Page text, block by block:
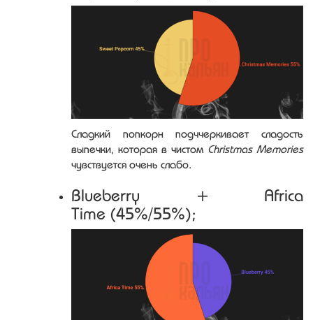
Сладкий попкорн подччеркивает сладость
выпечки, которая в чистом Christmas Memories
чувствуется очень слабо.
Blueberry + Africa
Time (45%/55%);